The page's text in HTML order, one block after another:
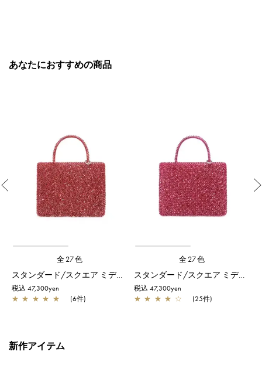
あなたにおすすめの商品
Previous
全27色
スタンダード/スクエア ミディアム(Dリング付き)/レッド
税込 47,300yen
★ ★ ★ ★ ★ (6件)
全27色
スタンダード/スクエア ミディアム(Dリング付き)/フクシアピンク
税込 47,300yen
★ ★ ★ ★ ☆ (25件)
新作アイテム